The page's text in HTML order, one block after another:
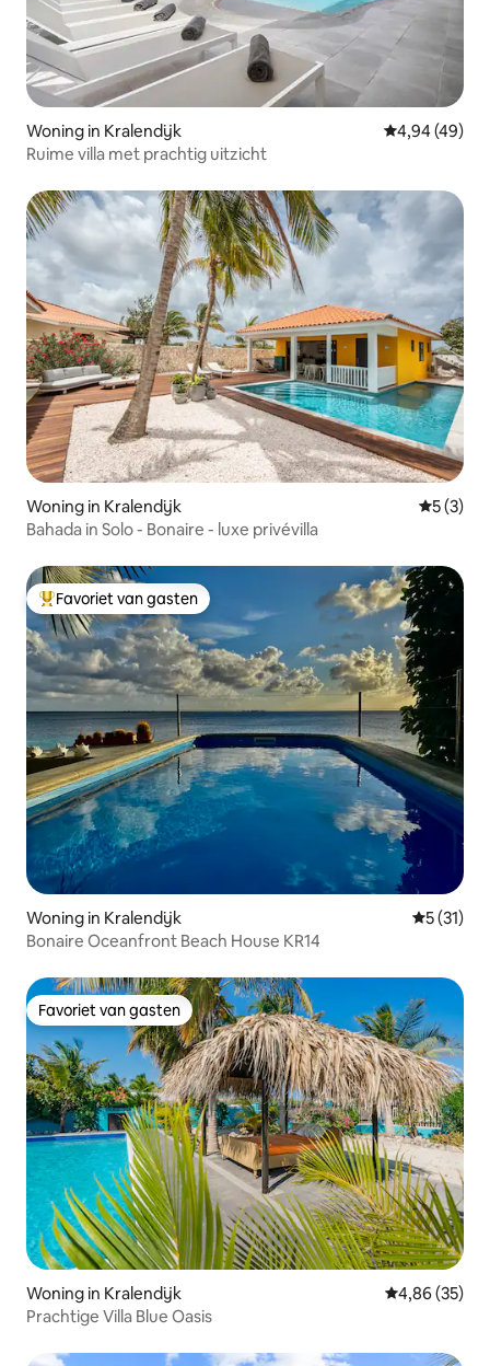
Woning in Kralendijk Gemiddelde
4,94 (49)
Ruime villa met prachtig uitzicht
Woning in Kralendijk
5 (3)
Bahada in Solo - Bonaire - luxe privévilla
Topfavoriet van gasten
Favoriet van gasten
Woning in Kralendijk
5 (31)
Bonaire Oceanfront Beach House KR14
Favoriet van gasten
Favoriet van gasten
Woning in Kralendijk Gemiddelde
4,86 (35)
Prachtige Villa Blue Oasis